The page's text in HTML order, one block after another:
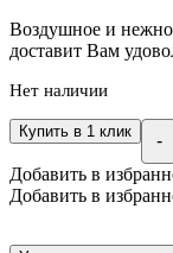
Воздушное и
доставит Вам
Нет наличии
-
Купить в 1 клик
Добавить в
Добавить в